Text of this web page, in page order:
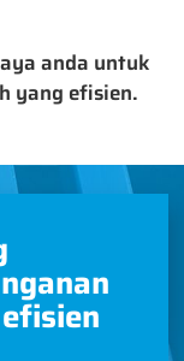
anda untuk
yang efisien.